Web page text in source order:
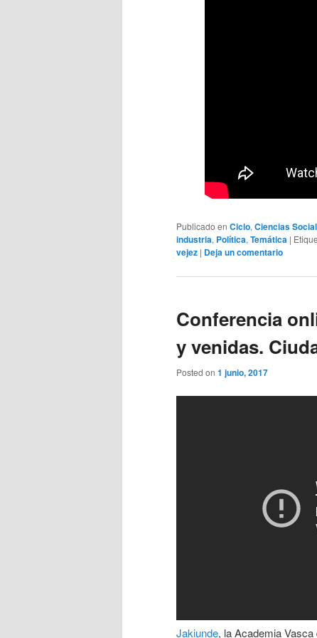
Publicado en Ciclo, Ciencias
industria, Política, Temática |
vejez | Deja un comentario
Conferencia
y venidas.
Posted on 1 junio, 2017
Jakiunde, la Academia